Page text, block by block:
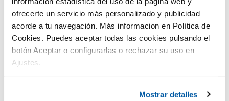
ofrecerte un servicio más personalizado y publicidad
acorde a tu navegación. Más informacion en Política de
Cookies. Puedes aceptar todas las cookies pulsando el
botón Aceptar o configurarlas o rechazar su uso en
Ajustes.
Mostrar detalles
tot 12 jr).
De jaarkaarten zijn alleen verkrijgbaar bij de kassa van het